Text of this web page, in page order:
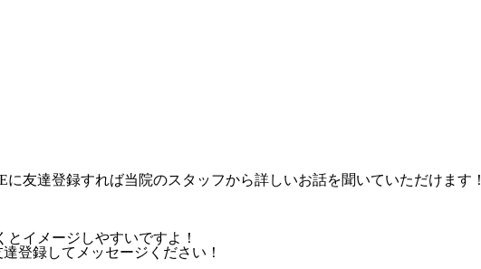
友達登録すれば当院のスタッフから詳しいお話を聞いていただけます！
イメージしやすいですよ！
登録してメッセージください！